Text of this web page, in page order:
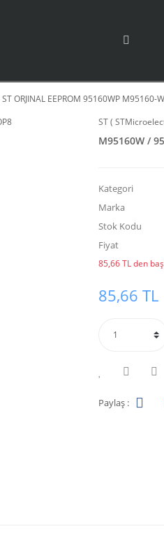
ORJINAL EEPROM 95160WP M95160-
ST (
M95160W /
Kategori
Marka
Stok Kodu
Fiyat
85,66 TL den
85,66 TL
Paylaş :